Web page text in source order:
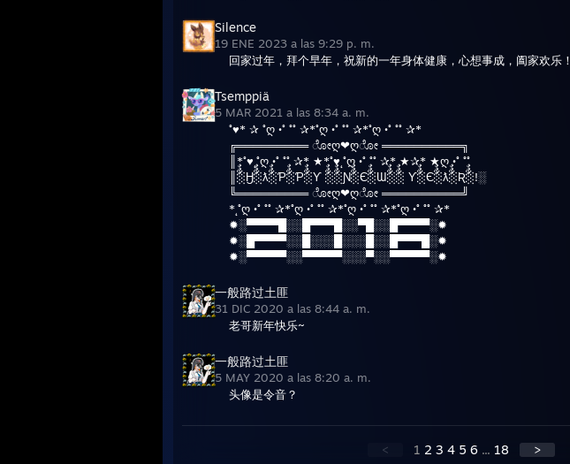
Silence
19 ENE 2023 a las 9:29 p. m.
回家过年，拜个早年，祝新的一年身体健康，心想事成，阖家欢乐！
Tsemppiä
5 MAR 2021 a las 8:34 a. m.
˚♥* ✰ ˚ღ •˚ ˚˚ ✰*˚ღ •˚ ˚˚ ✰*˚ღ •˚ ˚˚ ✰*
╔═════════ ೋღ❤ღೋ ══════════╗
║*˚♥˛˚ღ •˚ ˚˚ ✰* ★*˚♥˛˚ღ •˚ ˚˚ ✰* ★✰* ★ღ •˚ ˚˚
║░ٌٌٌӇ░ٌٌٌƛ░ٌٌٌƤ░ٌٌٌƤ░ٌٌٌƳ ░ٌٌٌ░ٌٌٌƝ░ٌٌٌЄ░ٌٌٌƜ░ٌٌٌ░ٌٌٌ Ƴ░ٌٌٌЄ░ٌٌٌƛ░ٌٌٌƦ░ٌٌٌ!░
╚═════════ ೋღ❤ღೋ ══════════╝
*˛˚ღ •˚ ˚˚ ✰*˚ღ •˚ ˚˚ ✰*˚ღ •˚ ˚˚ ✰*˚ღ •˚ ˚˚ ✰*
✹░▀▀▀▀█░░█▀▀▀█░░▀█░░█▀▀▀▀░✹
✹░█▀▀▀▀░░█░░░█░░░█░░█▀▀▀█░✹
✹░▀▀▀▀▀░░▀▀▀▀▀░░░▀░░▀▀▀▀▀░✹
一般路过土匪
31 DIC 2020 a las 8:44 a. m.
老哥新年快乐~
一般路过土匪
5 MAY 2020 a las 8:20 a. m.
头像是令音？
< 1 2 3 4 5 6 ... 18 >